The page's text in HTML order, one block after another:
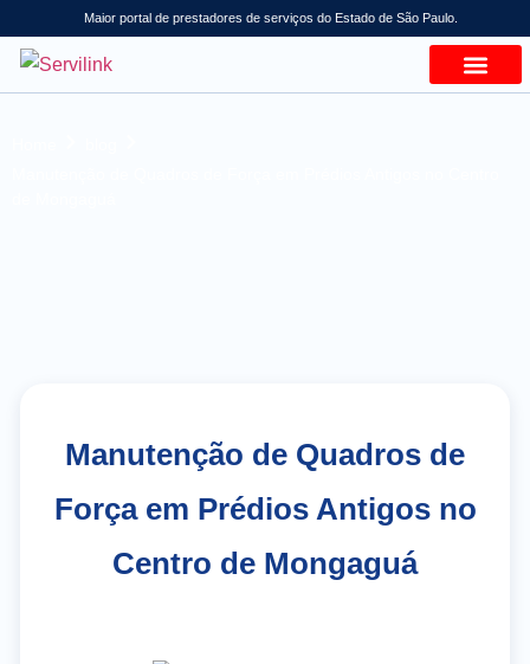
Maior portal de prestadores de serviços do Estado de São Paulo.
Manutenção de Quadros de
Força em Prédios Antigos no
Centro de Mongaguá